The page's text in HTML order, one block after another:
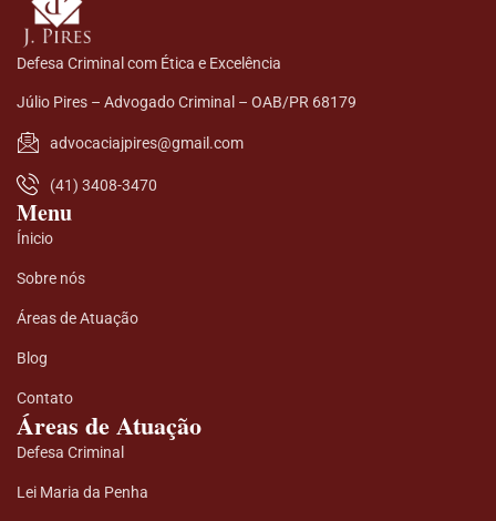
Defesa Criminal com Ética e Excelência
Júlio Pires – Advogado Criminal – OAB/PR 68179
advocaciajpires@gmail.com
(41) 3408-3470
Menu
Ínicio
Sobre nós
Áreas de Atuação
Blog
Contato
Áreas de Atuação
Defesa Criminal
Lei Maria da Penha